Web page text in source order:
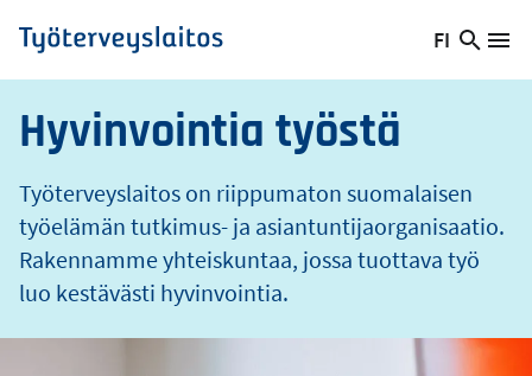
Hyppää
pääsisältöön
Työterveyslaitos
Vaihda
kieltä,
FI
Hae
o
s
Hyvinvointia työstä
Työterveyslaitos on riippumaton suomalaisen
työelämän tutkimus- ja asiantuntijaorganisaatio.
Rakennamme yhteiskuntaa, jossa tuottava työ
luo kestävästi hyvinvointia.